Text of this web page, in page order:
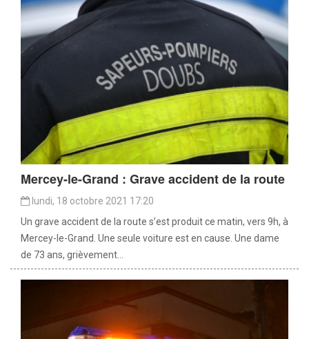
Mercey-le-Grand : Grave accident de la route
lundi, 18 octobre 2021 17:20
Un grave accident de la route s’est produit ce matin, vers 9h, à
Mercey-le-Grand. Une seule voiture est en cause. Une dame
de 73 ans, grièvement...